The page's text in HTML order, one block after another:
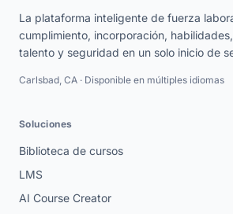
La plataforma inteligente de fuerza
cumplimiento, incorporación,
talento y seguridad en un solo inicio de
Carlsbad, CA · Disponible en múltiples idiomas
Soluciones
Biblioteca de cursos
LMS
AI Course Creator